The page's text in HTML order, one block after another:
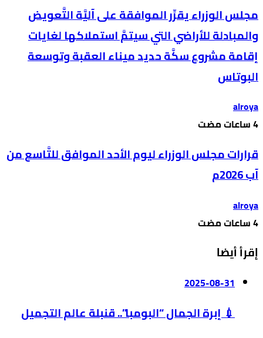
مجلس الوزراء يقرِّر الموافقة على آليَّة التَّعويض
والمبادلة للأراضي التي سيتمَّ استملاكها لغايات
إقامة مشروع سكَّة حديد ميناء العقبة وتوسعة
البوتاس
alroya
قرارات مجلس الوزراء ليوم الأحد الموافق للتَّاسع من
آب 2026م
alroya
إقرأ أيضا
2025-08-31
💉 إبرة الجمال “البومبا”.. قنبلة عالم التجميل